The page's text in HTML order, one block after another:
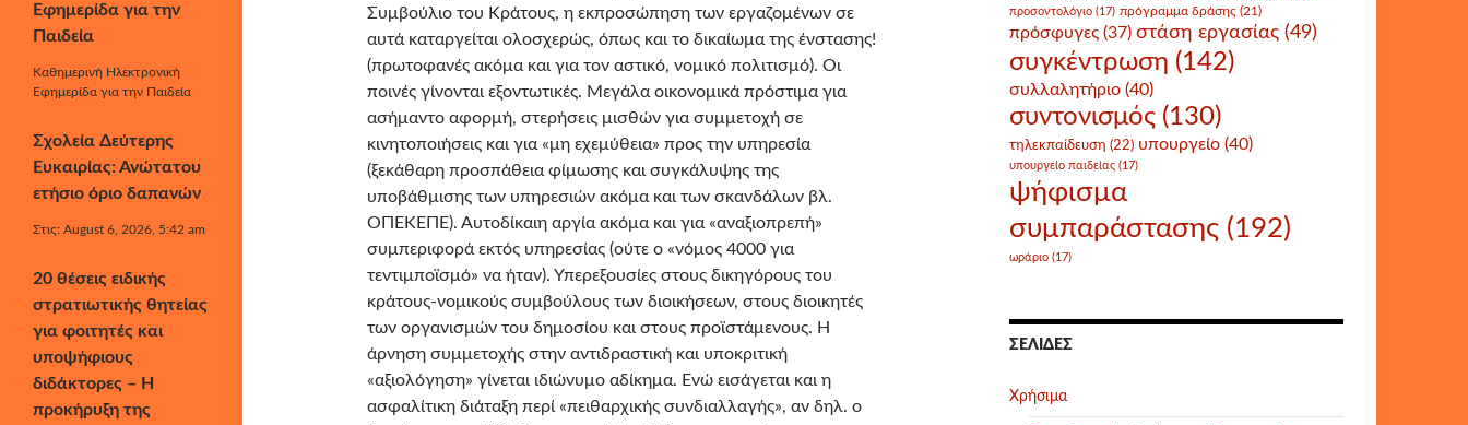
Συμβούλιο του Κράτους, η εκπροσώπηση των εργαζομένων σε
αυτά καταργείται ολοσχερώς, όπως και το δικαίωμα της ένστασης!
(πρωτοφανές ακόμα και για τον αστικό, νομικό πολιτισμό). Οι
ποινές γίνονται εξοντωτικές. Μεγάλα οικονομικά πρόστιμα για
ασήμαντο αφορμή, στερήσεις μισθών για συμμετοχή σε
κινητοποιήσεις και για «μη εχεμύθεια» προς την υπηρεσία
(ξεκάθαρη προσπάθεια φίμωσης και συγκάλυψης της
υποβάθμισης των υπηρεσιών ακόμα και των σκανδάλων βλ.
ΟΠΕΚΕΠΕ). Αυτοδίκαιη αργία ακόμα και για «αναξιοπρεπή»
συμπεριφορά εκτός υπηρεσίας (ούτε ο «νόμος 4000 για
τεντιμποϊσμό» να ήταν). Υπερεξουσίες στους δικηγόρους του
κράτους-νομικούς συμβούλους των διοικήσεων, στους διοικητές
των οργανισμών του δημοσίου και στους προϊστάμενους. Η
άρνηση συμμετοχής στην αντιδραστική και υποκριτική
«αξιολόγηση» γίνεται ιδιώνυμο αδίκημα. Ενώ εισάγεται και η
ασφαλίτικη διάταξη περί «πειθαρχικής συνδιαλλαγής», αν δηλ. ο
προσοντολόγιο (17) πρόγραμμα δράσης (21)
πρόσφυγες (37) στάση εργασίας (49)
συγκέντρωση (142)
συλλαλητήριο (40)
συντονισμός (130)
τηλεκπαίδευση (22) υπουργείο (40)
υπουργείο παιδείας (17)
ψήφισμα
συμπαράστασης (192)
ωράριο (17)
ΣΕΛΊΔΕΣ
Χρήσιμα
Εφημερίδα για την
Παιδεία
Καθημερινή Ηλεκτρονική
Εφημερίδα για την Παιδεία
Σχολεία Δεύτερης
Ευκαιρίας: Ανώτατου
ετήσιο όριο δαπανών
Στις: August 6, 2026, 5:42 am
20 θέσεις ειδικής
στρατιωτικής θητείας
για φοιτητές και
υποψήφιους
διδάκτορες – Η
προκήρυξη της